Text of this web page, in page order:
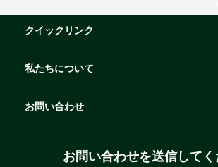
クイックリンク
私たちについて
お問い合わせ
お問い合わせを送信して